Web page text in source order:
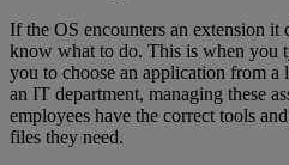
If the OS encounters an extension it
know what to do. This is when you
you to choose an application from a
an IT department, managing these
employees have the correct tools
files they need.